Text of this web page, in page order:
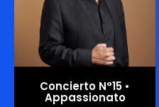
Concierto N°15 •
Appassionato